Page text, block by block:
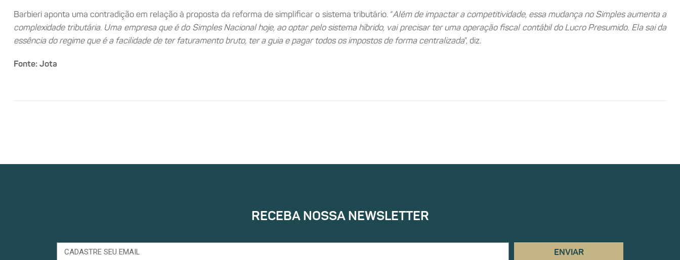
Barbieri aponta uma contradição em relação à proposta da reforma de simplificar o sistema tributário. “Além de impactar a competitividade, essa mudança no Simples aumenta a
complexidade tributária. Uma empresa que é do Simples Nacional hoje, ao optar pelo sistema híbrido, vai precisar ter uma operação fiscal contábil do Lucro Presumido. Ela sai da
essência do regime que é a facilidade de ter faturamento bruto, ter a guia e pagar todos os impostos de forma centralizada”, diz.
Fonte: Jota
RECEBA NOSSA NEWSLETTER
ENVIAR